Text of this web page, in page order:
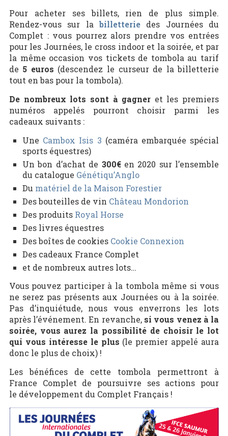
Pour acheter ses billets, rien de plus simple.
Rendez-vous sur labilletterie des Journées du
Complet : vous pourrez alors prendre vos entrées
pour les Journées, le cross indoor et la soirée, et par
la même occasion vos tickets de tombola au tarif
de 5 euros (descendez le curseur de la billetterie
tout en bas pour la tombola).
De nombreux lots sont à gagner et les premiers
numéros appelés pourront choisir parmi les
cadeaux suivants :
Une Cambox Isis 3 (caméra embarquée spécial
sports équestres)
Un bon d’achat de 300€en 2020 sur l’ensemble
du catalogue Génétiqu’Anglo
Du matériel de la Maison Forestier
Des bouteilles de vin Château Mondorion
Des produits Royal Horse
Des livres équestres
Des boîtes de cookies Cookie Connexion
Des cadeaux France Complet
et de nombreux autres lots…
Vous pouvez participer à la tombola même si vous
ne serez pas présents aux Journées ou à la soirée.
Pas d’inquiétude, nous vous enverrons les lots
après l’événement. En revanche, si vous venez à la
soirée, vous aurez la possibilité de choisir le lot
qui vous intéresse le plus (le premier appelé aura
donc le plus de choix) !
Les bénéfices de cette tombola permettront à
France Complet de poursuivre ses actions pour
le développement du Complet Français !